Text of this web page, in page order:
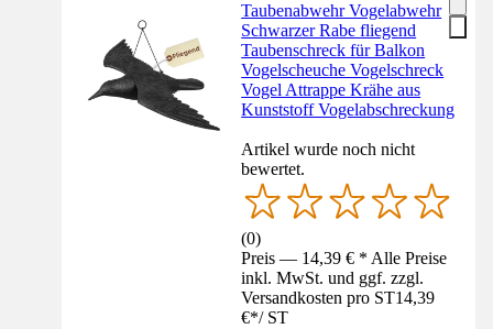
Taubenabwehr Vogelabwehr
Schwarzer Rabe fliegend
Taubenschreck für Balkon
Vogelscheuche Vogelschreck
Vogel Attrappe Krähe aus
Kunststoff Vogelabschreckung
Artikel wurde noch nicht
bewertet.
(0)
Preis — 14,39 € * Alle Preise
inkl. MwSt. und ggf. zzgl.
Versandkosten pro ST14,39
€*/ ST